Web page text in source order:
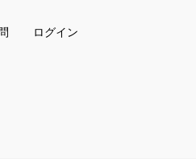
ログイン